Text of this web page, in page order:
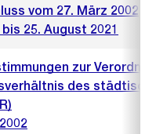
vom 27. März 2002
25. August 2021
zur
des